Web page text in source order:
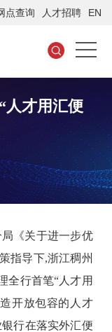
点查询 人才招聘 EN
人才用汇便
《关于进一步优
指导下,浙江稠州
全行首笔“人才用
开放包容的人才
行在落实外汇便